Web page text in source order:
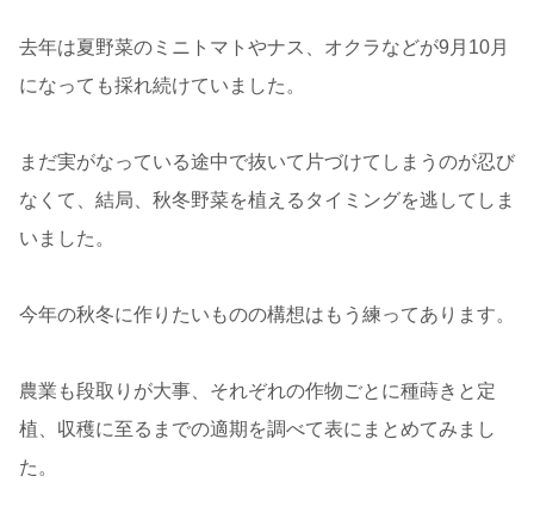
去年は夏野菜のミニトマトやナス、オクラなどが9月10月
になっても採れ続けていました。
まだ実がなっている途中で抜いて片づけてしまうのが忍び
なくて、結局、秋冬野菜を植えるタイミングを逃してしま
いました。
今年の秋冬に作りたいものの構想はもう練ってあります。
農業も段取りが大事、それぞれの作物ごとに種蒔きと定
植、収穫に至るまでの適期を調べて表にまとめてみまし
た。